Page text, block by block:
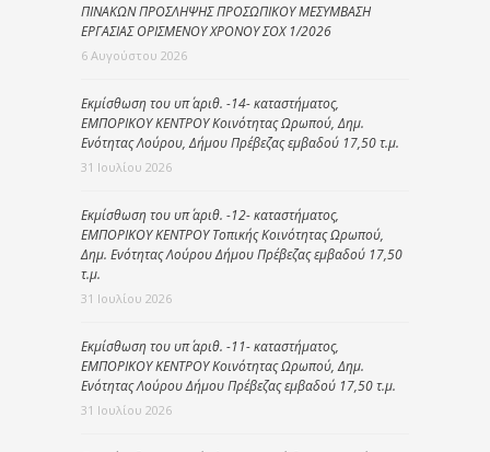
ΠΙΝΑΚΩΝ ΠΡΟΣΛΗΨΗΣ ΠΡΟΣΩΠΙΚΟΥ ΜΕΣΥΜΒΑΣΗ
ΕΡΓΑΣΙΑΣ ΟΡΙΣΜΕΝΟΥ ΧΡΟΝΟΥ ΣΟΧ 1/2026
6 Αυγούστου 2026
Εκμίσθωση του υπ΄ αριθ. -14- καταστήματος,
ΕΜΠΟΡΙΚΟΥ ΚΕΝΤΡΟΥ Κοινότητας Ωρωπού, Δημ.
Ενότητας Λούρου, Δήμου Πρέβεζας εμβαδού 17,50 τ.μ.
31 Ιουλίου 2026
Εκμίσθωση του υπ΄ αριθ. -12- καταστήματος,
ΕΜΠΟΡΙΚΟΥ ΚΕΝΤΡΟΥ Τοπικής Κοινότητας Ωρωπού,
Δημ. Ενότητας Λούρου Δήμου Πρέβεζας εμβαδού 17,50
τ.μ.
31 Ιουλίου 2026
Εκμίσθωση του υπ΄ αριθ. -11- καταστήματος,
ΕΜΠΟΡΙΚΟΥ ΚΕΝΤΡΟΥ Κοινότητας Ωρωπού, Δημ.
Ενότητας Λούρου Δήμου Πρέβεζας εμβαδού 17,50 τ.μ.
31 Ιουλίου 2026